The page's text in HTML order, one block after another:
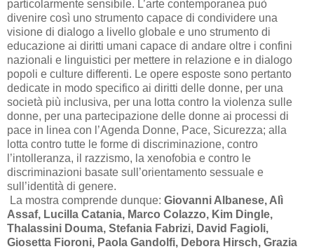
particolarmente sensibile. L’arte contemporanea può
divenire così uno strumento capace di condividere una
visione di dialogo a livello globale e uno strumento di
educazione ai diritti umani capace di andare oltre i confini
nazionali e linguistici per mettere in relazione e in dialogo
popoli e culture differenti. Le opere esposte sono pertanto
dedicate in modo specifico ai diritti delle donne, per una
società più inclusiva, per una lotta contro la violenza sulle
donne, per una partecipazione delle donne ai processi di
pace in linea con l’Agenda Donne, Pace, Sicurezza; alla
lotta contro tutte le forme di discriminazione, contro
l’intolleranza, il razzismo, la xenofobia e contro le
discriminazioni basate sull’orientamento sessuale e
sull’identità di genere.
La mostra comprende dunque: Giovanni Albanese, Alì
Assaf, Lucilla Catania, Marco Colazzo, Kim Dingle,
Thalassini Douma, Stefania Fabrizi, David Fagioli,
Giosetta Fioroni, Paola Gandolfi, Debora Hirsch, Grazia